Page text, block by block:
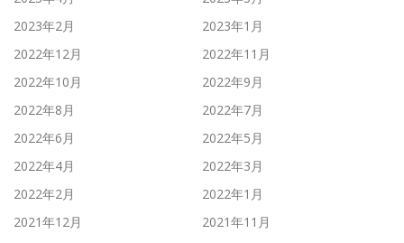
2023年2月
2023年1月
2022年12月
2022年11月
2022年10月
2022年9月
2022年8月
2022年7月
2022年6月
2022年5月
2022年4月
2022年3月
2022年2月
2022年1月
2021年12月
2021年11月